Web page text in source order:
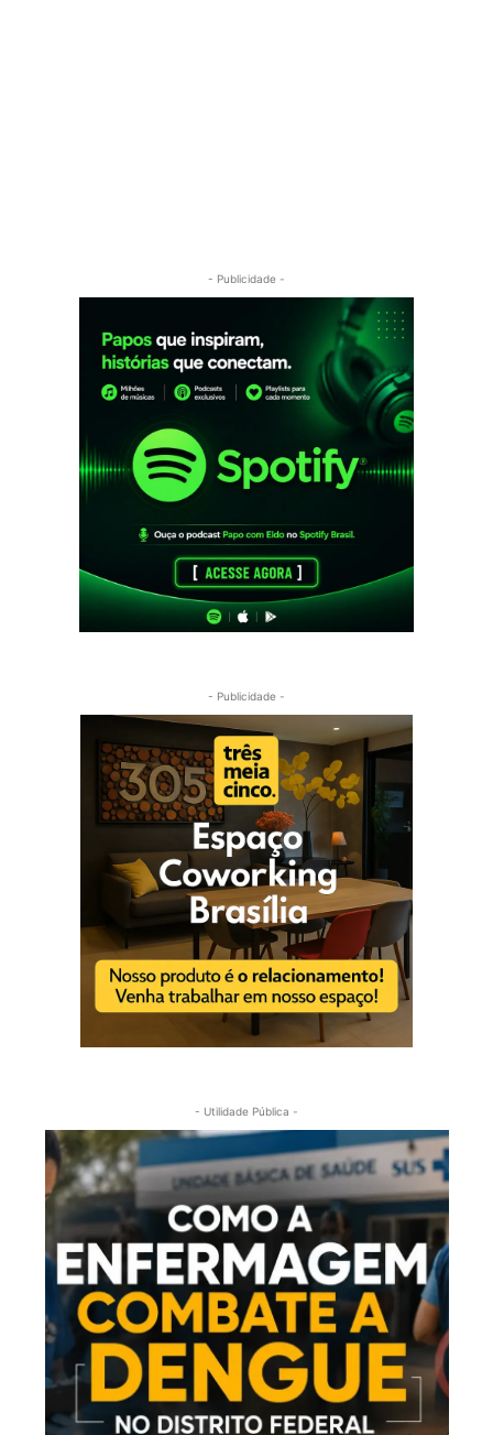
- Publicidade -
- Publicidade -
- Utilidade Pública -